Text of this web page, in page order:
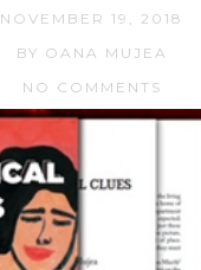
NOVEMBER 19, 2018
BY OANA MUJEA
NO COMMENTS